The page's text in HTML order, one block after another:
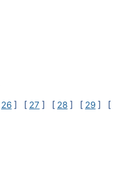
26 ] [ 27 ] [ 28 ] [ 29 ] [